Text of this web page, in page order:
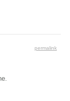
permalink